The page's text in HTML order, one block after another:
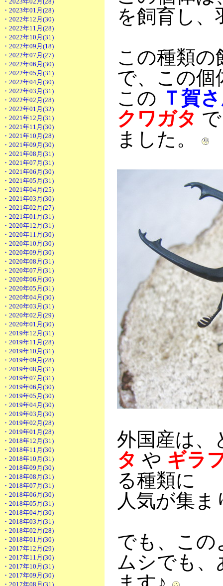
・2023年01月(28)
・2022年12月(30)
・2022年11月(28)
・2022年10月(31)
・2022年09月(18)
・2022年07月(27)
・2022年06月(30)
・2022年05月(31)
・2022年04月(30)
・2022年03月(31)
・2022年02月(28)
・2022年01月(32)
・2021年12月(31)
・2021年11月(30)
・2021年10月(28)
・2021年09月(30)
・2021年08月(31)
・2021年07月(31)
・2021年06月(30)
・2021年05月(31)
・2021年04月(25)
・2021年03月(30)
・2021年02月(27)
・2021年01月(31)
・2020年12月(31)
・2020年11月(30)
・2020年10月(30)
・2020年09月(30)
・2020年08月(31)
・2020年07月(31)
・2020年06月(30)
・2020年05月(31)
・2020年04月(30)
・2020年03月(31)
・2020年02月(29)
・2020年01月(30)
・2019年12月(31)
・2019年11月(28)
・2019年10月(31)
・2019年09月(28)
・2019年08月(31)
・2019年07月(31)
・2019年06月(30)
・2019年05月(30)
・2019年04月(30)
・2019年03月(30)
・2019年02月(28)
・2019年01月(28)
・2018年12月(31)
・2018年11月(30)
・2018年10月(31)
・2018年09月(30)
・2018年08月(31)
・2018年07月(31)
・2018年06月(30)
・2018年05月(31)
・2018年04月(30)
・2018年03月(31)
・2018年02月(28)
・2018年01月(30)
・2017年12月(29)
・2017年11月(30)
・2017年10月(31)
・2017年09月(30)
・2017年08月(31)
を飼育し
この種類
で、この
この Ｔ賀
クワガタ
ました。
外国産は
タ や ギラ
る種類に
人気が集
でも、この
ムシでも、